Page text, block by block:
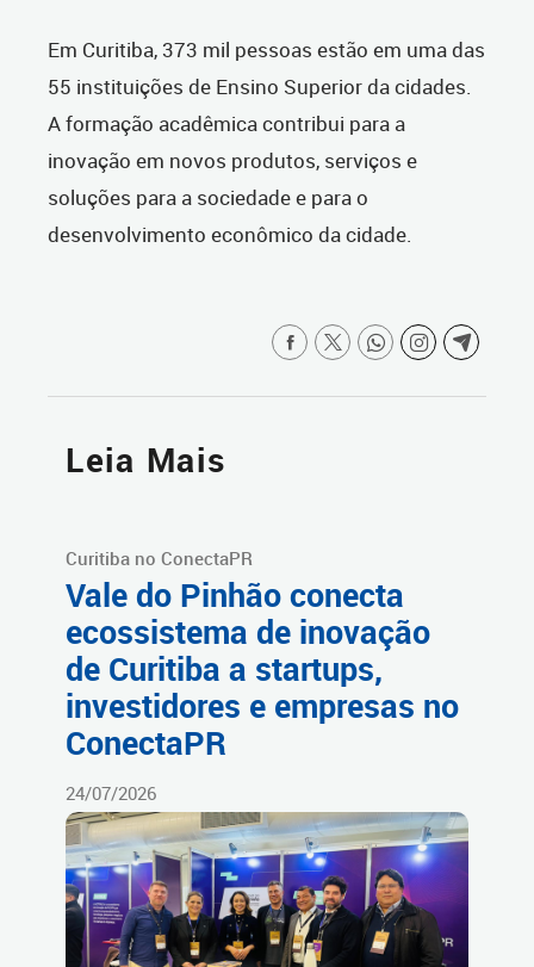
Em Curitiba, 373 mil pessoas estão em uma das
55 instituições de Ensino Superior da cidades.
A formação acadêmica contribui para a
inovação em novos produtos, serviços e
soluções para a sociedade e para o
desenvolvimento econômico da cidade.
Leia Mais
Curitiba no ConectaPR
Vale do Pinhão conecta
ecossistema de inovação
de Curitiba a startups,
investidores e empresas no
ConectaPR
24/07/2026